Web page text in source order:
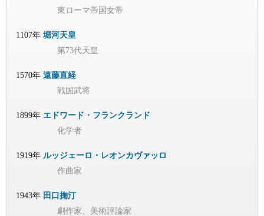
東ローマ帝国女帝
1107年 堀河天皇
第73代天皇
1570年 遠藤直経
戦国武将
1899年 エドワード・フランクランド
化学者
1919年 ルッジェーロ・レオンカヴァッロ
作曲家
1943年 田口掬汀
劇作家、美術評論家